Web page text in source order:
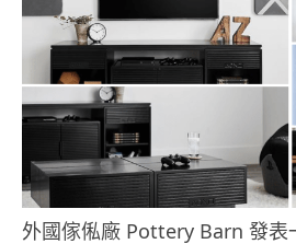
外國傢俬廠 Pottery Barn 發表